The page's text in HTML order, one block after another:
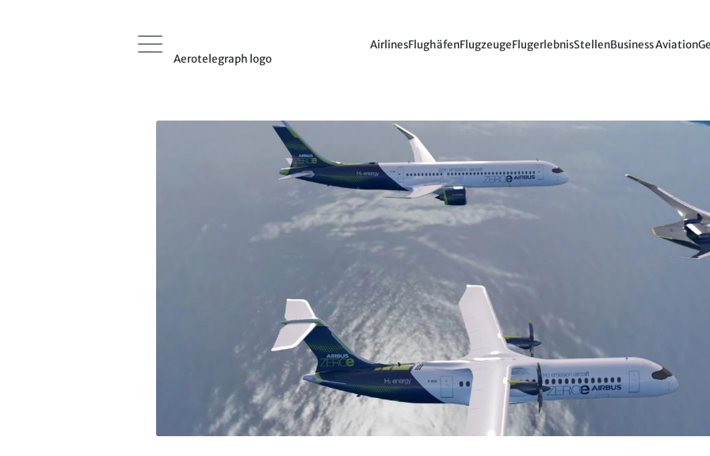
Aerotelegraph logo
AirlinesFlughäfenFlugzeugeFlugerlebnisStellenBusiness Aviation